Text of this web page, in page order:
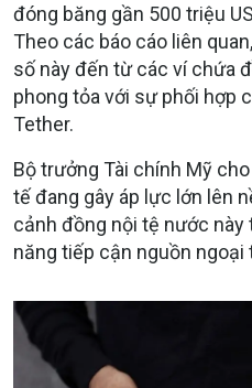
đóng băng gần 500 triệu
Theo các báo cáo liên
số này đến từ các ví chứa
phong tỏa với sự phối hợp
Tether.
Bộ trưởng Tài chính Mỹ
tế đang gây áp lực lớn lên
cảnh đồng nội tệ nước này
năng tiếp cận nguồn ngoại